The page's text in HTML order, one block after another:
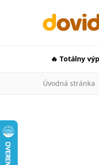
🔥 Totálny
Úvodná stránka